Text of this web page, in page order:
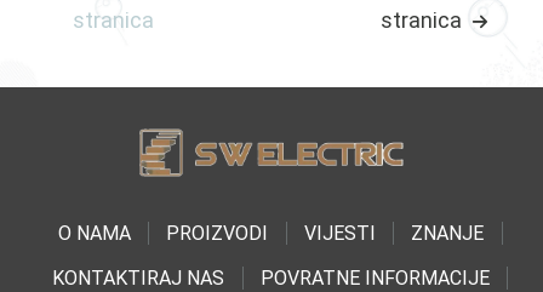
stranica
stranica
O NAMA PROIZVODI VIJESTI
ZNANJE
KONTAKTIRAJ NAS
POVRATNE INFORMACIJE